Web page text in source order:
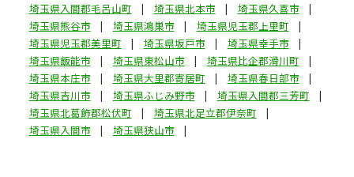
埼玉県入間郡毛呂山町
埼玉県北本市
埼玉県久喜市
埼玉県熊谷市
埼玉県鴻巣市
埼玉県児玉郡上里町
埼玉県児玉郡美里町
埼玉県坂戸市
埼玉県幸手市
埼玉県飯能市
埼玉県東松山市
埼玉県比企郡滑川町
埼玉県本庄市
埼玉県大里郡寄居町
埼玉県春日部市
埼玉県吉川市
埼玉県ふじみ野市
埼玉県入間郡三芳町
埼玉県北葛飾郡松伏町
埼玉県北足立郡伊奈町
埼玉県入間市
埼玉県狭山市